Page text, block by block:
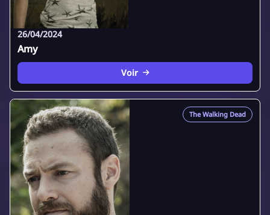
26/04/2024
Amy
Voir
The Walking Dead